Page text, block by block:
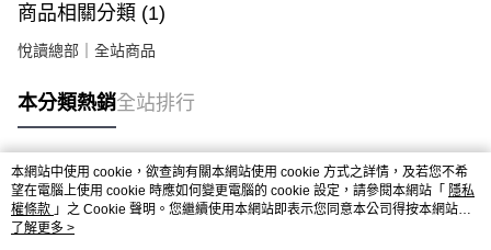
商品相關分類 (1)
悅讀總部｜全站商品
本分類熱銷全站排行
熱門標籤
本網站中使用 cookie，欲查詢有關本網站使用 cookie 方式之詳情，及若您不希
望在電腦上使用 cookie 時應如何變更電腦的 cookie 設定，請參閱本網站「 隱私
權條款 」之 Cookie 聲明。您繼續使用本網站即表示您同意本公司得按本網站使
用條款之 Cookie 聲明使用 cookie。
了解更多 >